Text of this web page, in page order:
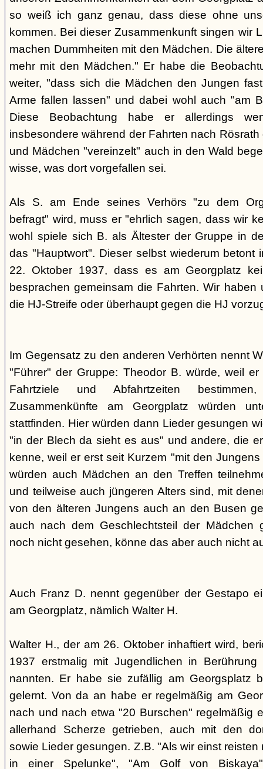
so weiß ich ganz genau, dass diese ohne
kommen. Bei dieser Zusammenkunft singen wir
machen Dummheiten mit den Mädchen. Die
mehr mit den Mädchen." Er habe die
weiter, "dass sich die Mädchen den Jungen
Arme fallen lassen" und dabei wohl auch "am
Diese Beobachtung habe er allerdings
insbesondere während der Fahrten nach
und Mädchen "vereinzelt" auch in den Wald
wisse, was dort vorgefallen sei.
Als S. am Ende seines Verhörs "zu dem
befragt" wird, muss er "ehrlich sagen, dass wir
wohl spiele sich B. als Ältester der Gruppe in
das "Hauptwort". Dieser selbst wiederum betont
22. Oktober 1937, dass es am Georgplatz
besprachen gemeinsam die Fahrten. Wir
die HJ-Streife oder überhaupt gegen die HJ
Im Gegensatz zu den anderen Verhörten nennt
"Führer" der Gruppe: Theodor B. würde, weil
Fahrtziele und Abfahrtzeiten
Zusammenkünfte am Georgplatz würden
stattfinden. Hier würden dann Lieder gesungen
"in der Blech da sieht es aus" und andere, die
kenne, weil er erst seit Kurzem "mit den
würden auch Mädchen an den Treffen
und teilweise auch jüngeren Alters sind, mit
von den älteren Jungens auch an den Busen
auch nach dem Geschlechtsteil der Mädchen
noch nicht gesehen, könne das aber auch nicht
Auch Franz D. nennt gegenüber der Gestapo
am Georgplatz, nämlich Walter H.
Walter H., der am 26. Oktober inhaftiert wird,
1937 erstmalig mit Jugendlichen in
nannten. Er habe sie zufällig am Georgsplatz
gelernt. Von da an habe er regelmäßig am
nach und nach etwa "20 Burschen" regelmäßig
allerhand Scherze getrieben, auch mit den
sowie Lieder gesungen. Z.B. "Als wir einst
in einer Spelunke", "Am Golf von